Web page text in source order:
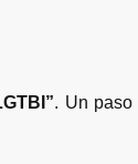
. Un paso